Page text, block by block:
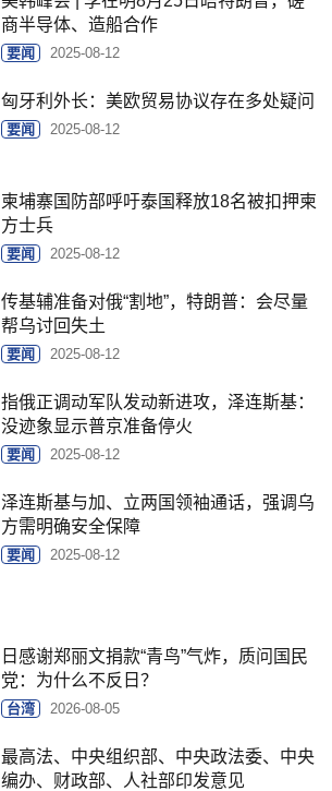
商半导体、造船合作
要闻 2025-08-12
匈牙利外长：美欧贸易协议存在多处疑问
要闻 2025-08-12
柬埔寨国防部呼吁泰国释放18名被扣押柬
方士兵
要闻 2025-08-12
传基辅准备对俄“割地”，特朗普：会尽量
帮乌讨回失土
要闻 2025-08-12
指俄正调动军队发动新进攻，泽连斯基：
没迹象显示普京准备停火
要闻 2025-08-12
泽连斯基与加、立两国领袖通话，强调乌
方需明确安全保障
要闻 2025-08-12
日感谢郑丽文捐款“青鸟”气炸，质问国民
党：为什么不反日？
台湾 2026-08-05
最高法、中央组织部、中央政法委、中央
编办、财政部、人社部印发意见